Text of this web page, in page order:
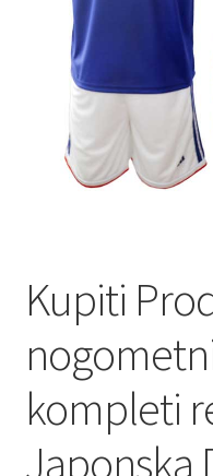
Kupiti
kompleti
Japonska